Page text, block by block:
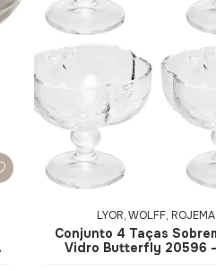
LYOR, WOLFF,
Conjunto 4 Taças
Vidro Butterfly 20596